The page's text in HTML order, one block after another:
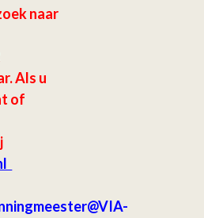
naar
Als u
of